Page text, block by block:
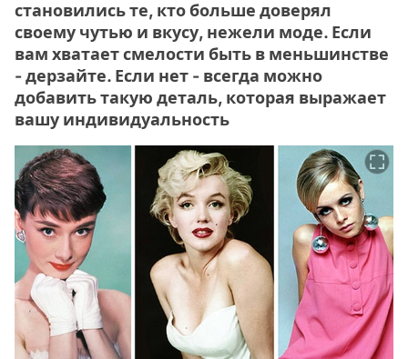
становились те, кто больше доверял
своему чутью и вкусу, нежели моде. Если
вам хватает смелости быть в меньшинстве
- дерзайте. Если нет - всегда можно
добавить такую деталь, которая выражает
вашу индивидуальность